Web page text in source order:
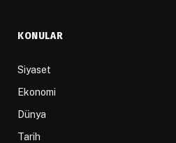
KONULAR
Siyaset
Ekonomi
Dünya
Tarih